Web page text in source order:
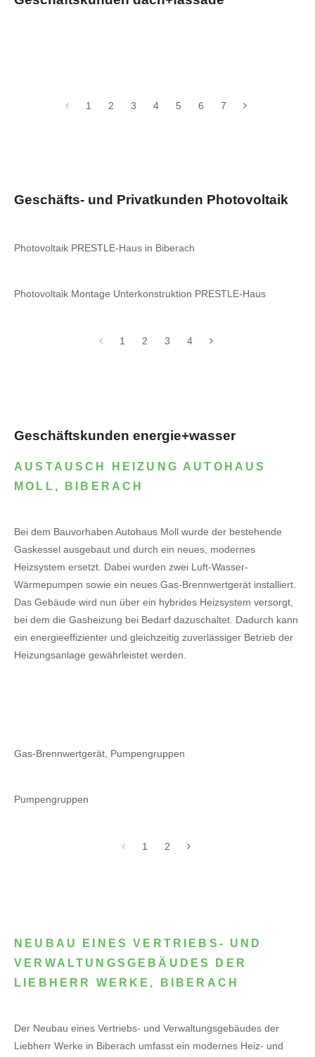
1 2 3 4 5 6 7
Geschäfts- und Privatkunden Photovoltaik
Photovoltaik PRESTLE-Haus in Biberach
Photovoltaik Montage Unterkonstruktion PRESTLE-Haus
1 2 3 4
Geschäftskunden energie+wasser
AUSTAUSCH HEIZUNG AUTOHAUS
MOLL, BIBERACH
Bei dem Bauvorhaben Autohaus Moll wurde der bestehende
Gaskessel ausgebaut und durch ein neues, modernes
Heizsystem ersetzt. Dabei wurden zwei Luft-Wasser-
Wärmepumpen sowie ein neues Gas-Brennwertgerät installiert.
Das Gebäude wird nun über ein hybrides Heizsystem versorgt,
bei dem die Gasheizung bei Bedarf dazuschaltet. Dadurch kann
ein energieeffizienter und gleichzeitig zuverlässiger Betrieb der
Heizungsanlage gewährleistet werden.
Gas-Brennwertgerät, Pumpengruppen
Pumpengruppen
1 2
NEUBAU EINES VERTRIEBS- UND
VERWALTUNGSGEBÄUDES DER
LIEBHERR WERKE, BIBERACH
Der Neubau eines Vertriebs- und Verwaltungsgebäudes der
Liebherr Werke in Biberach umfasst ein modernes Heiz- und